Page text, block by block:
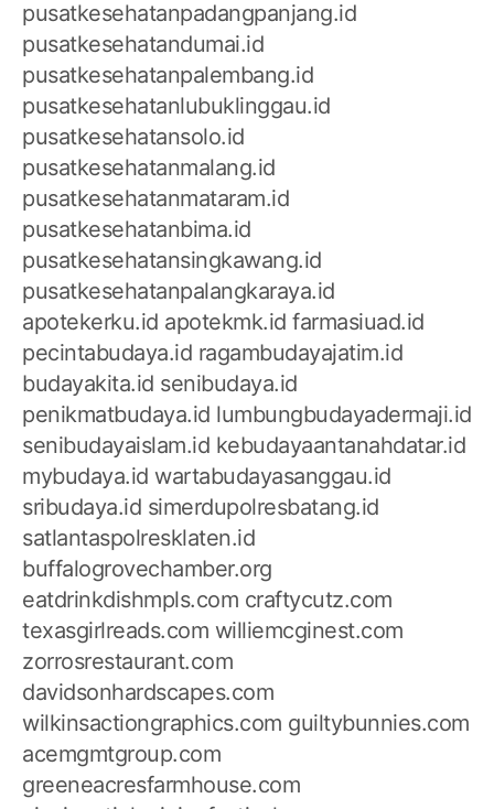
pusatkesehatanpadangpanjang.id
pusatkesehatandumai.id
pusatkesehatanpalembang.id
pusatkesehatanlubuklinggau.id
pusatkesehatansolo.id
pusatkesehatanmalang.id
pusatkesehatanmataram.id
pusatkesehatanbima.id
pusatkesehatansingkawang.id
pusatkesehatanpalangkaraya.id
apotekerku.id apotekmk.id farmasiuad.id
pecintabudaya.id ragambudayajatim.id
budayakita.id senibudaya.id
penikmatbudaya.id lumbungbudayadermaji.id
senibudayaislam.id kebudayaantanahdatar.id
mybudaya.id wartabudayasanggau.id
sribudaya.id simerdupolresbatang.id
satlantaspolresklaten.id
buffalogrovechamber.org
eatdrinkdishmpls.com craftycutz.com
texasgirlreads.com williemcginest.com
zorrosrestaurant.com
davidsonhardscapes.com
wilkinsactiongraphics.com guiltybunnies.com
acemgmtgroup.com
greeneacresfarmhouse.com